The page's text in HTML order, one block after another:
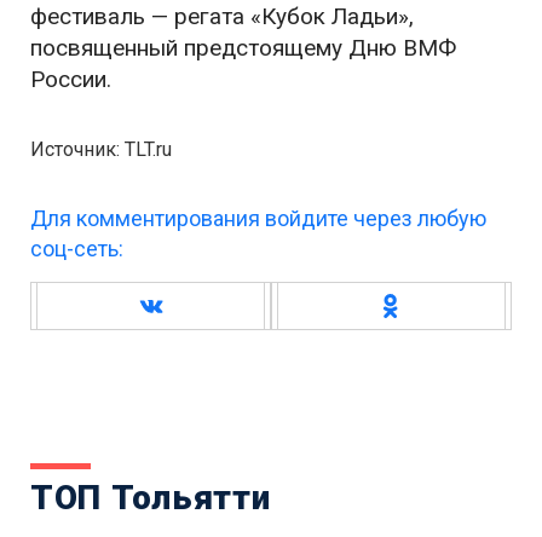
фестиваль — регата «Кубок Ладьи»,
посвященный предстоящему Дню ВМФ
России.
Источник: TLT.ru
Для комментирования войдите через любую
соц-сеть:
ТОП Тольятти